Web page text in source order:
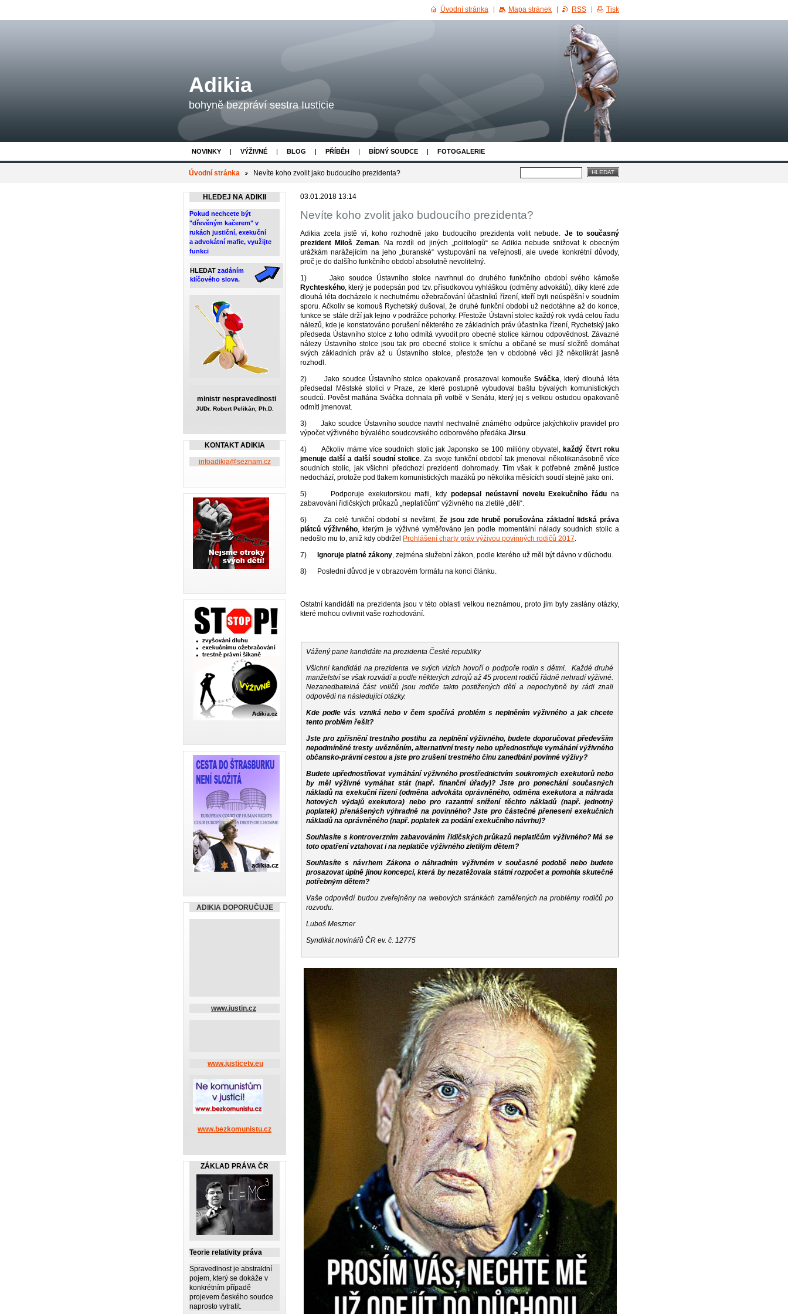
Adikia
bohyně bezpráví sestra Iusticie
NOVINKY VÝŽIVNÉ BLOG PŘÍBĚH BÍDNÝ SOUDCE FOTOGALERIE
Úvodní stránka Nevíte koho zvolit jako budoucího prezidenta?
03.01.2018 13:14
Nevíte koho zvolit jako budoucího prezidenta?
Adikia zcela jistě ví, koho rozhodně jako budoucího prezidenta volit nebude. Je to současný
prezident Miloš Zeman. Na rozdíl od jiných „politologů“ se Adikia nebude snižovat k obecným
urážkám narážejícím na jeho „buranské“ vystupování na veřejnosti, ale uvede konkrétní důvody,
proč je do dalšího funkčního období absolutně nevolitelný.
1) Jako soudce Ústavního stolce navrhnul do druhého funkčního období svého kámoše
Rychteského, který je podepsán pod tzv. přísudkovou vyhláškou (odměny advokátů), díky které zde
dlouhá léta docházelo k nechutnému ožebračování účastníků řízení, kteří byli neúspěšní v soudním
sporu. Ačkoliv se komouš Rychetský dušoval, že druhé funkční období už nedotáhne až do konce,
funkce se stále drží jak lejno v podrážce pohorky. Přestože Ústavní stolec každý rok vydá celou řadu
nálezů, kde je konstatováno porušení některého ze základních práv účastníka řízení, Rychetský jako
předseda Ústavního stolce z toho odmítá vyvodit pro obecné stolice kárnou odpovědnost. Závazné
nálezy Ústavního stolce jsou tak pro obecné stolice k smíchu a občané se musí složitě domáhat
svých základních práv až u Ústavního stolce, přestože ten v obdobné věci již několikrát jasně
rozhodl.
2) Jako soudce Ústavního stolce opakovaně prosazoval komoušeSváčka, který dlouhá léta
předsedal Městské stolici v Praze, ze které postupně vybudoval baštu bývalých komunistických
soudců. Pověst mafiána Sváčka dohnala při volbě v Senátu, který jej s velkou ostudou opakovaně
odmítl jmenovat.
3) Jako soudce Ústavního soudce navrhl nechvalně známého odpůrce jakýchkoliv pravidel pro
výpočet výživného bývalého soudcovského odborového předáka Jirsu.
4) Ačkoliv máme více soudních stolic jak Japonsko se 100 milióny obyvatel,každý čtvrt roku
jmenuje další a další soudní stolice. Za svoje funkční období tak jmenoval několikanásobně více
soudních stolic, jak všichni předchozí prezidenti dohromady. Tím však k potřebné změně justice
nedochází, protože pod tlakem komunistických mazáků po několika měsících soudí stejně jako oni.
5) Podporuje exekutorskou mafii, kdy podepsal neústavní novelu Exekučního řádu na
zabavování řidičských průkazů „neplatičům“ výživného na zletilé „děti“.
6) Za celé funkční období si nevšiml, že jsou zde hrubě porušována základní lidská práva
plátců výživného, kterým je výživné vyměřováno jen podle momentální nálady soudních stolic a
nedošlo mu to, aniž kdy obdržel Prohlášení charty práv výživou povinných rodičů 2017.
7) Ignoruje platné zákony, zejména služební zákon, podle kterého už měl být dávno v důchodu.
8) Poslední důvod je v obrazovém formátu na konci článku.
Ostatní kandidáti na prezidenta jsou v této oblasti velkou neznámou, proto jim byly zaslány otázky,
které mohou ovlivnit vaše rozhodování.
Vážený pane kandidáte na prezidenta České republiky
Všichni kandidáti na prezidenta ve svých vizích hovoří o podpoře rodin s dětmi. Každé druhé
manželství se však rozvádí a podle některých zdrojů až 45 procent rodičů řádně nehradí výživné.
Nezanedbatelná část voličů jsou rodiče takto postižených dětí a nepochybně by rádi znali
odpovědi na následující otázky.
Kde podle vás vzniká nebo v čem spočívá problém s neplněním výživného a jak chcete
tento problém řešit?
Jste pro zpřísnění trestního postihu za neplnění výživného, budete doporučovat především
nepodmíněné tresty uvězněním, alternativní tresty nebo upřednostňuje vymáhání výživného
občansko-právní cestou a jste pro zrušení trestného činu zanedbání povinné výživy?
Budete upřednostňovat vymáhání výživného prostřednictvím soukromých exekutorů nebo
by měl výživné vymáhat stát (např. finanční úřady)? Jste pro ponechání současných
nákladů na exekuční řízení (odměna advokáta oprávněného, odměna exekutora a náhrada
hotových výdajů exekutora) nebo pro razantní snížení těchto nákladů (např. jednotný
poplatek) přenášených výhradně na povinného? Jste pro částečné přenesení exekučních
nákladů na oprávněného (např. poplatek za podání exekučního návrhu)?
Souhlasíte s kontroverzním zabavováním řidičských průkazů neplatičům výživného? Má se
toto opatření vztahovat i na neplatiče výživného zletilým dětem?
Souhlasíte s návrhem Zákona o náhradním výživném v současné podobě nebo budete
prosazovat úplně jinou koncepci, která by nezatěžovala státní rozpočet a pomohla skutečně
potřebným dětem?
Vaše odpovědí budou zveřejněny na webových stránkách zaměřených na problémy rodičů po
rozvodu.
Luboš Meszner
Syndikát novinářů ČR ev. č. 12775
HLEDEJ NA ADIKII
Pokud nechcete být
"dřevěným kačerem" v
rukách justiční, exekuční
a advokátní mafie, využijte
funkci
HLEDAT zadáním
klíčového slova.
ministr nespravedlnosti
JUDr. Robert Pelikán, Ph.D.
KONTAKT ADIKIA
infoadikia@seznam.cz
ADIKIA DOPORUČUJE
www.iustin.cz
www.justicetv.eu
www.bezkomunistu.cz
ZÁKLAD PRÁVA ČR
Teorie relativity práva
Spravedlnost je abstraktní
pojem, který se dokáže v
konkrétním případě
projevem českého soudce
naprosto vytratit.
Úvodní stránka Mapa stránek RSS Tisk